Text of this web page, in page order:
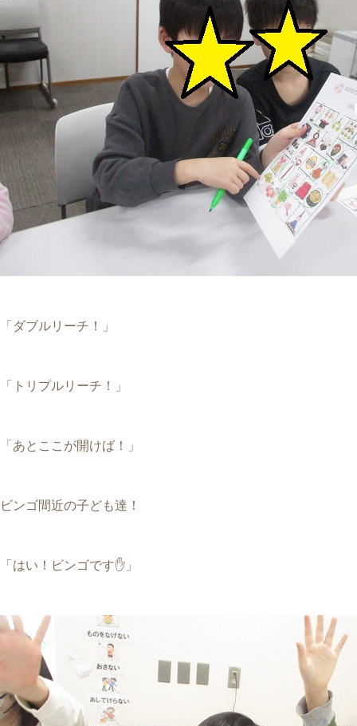
「ダブルリーチ！」
「トリプルリーチ！」
「あとここが開けば！」
ビンゴ間近の子ども達！
「はい！ビンゴです✋」